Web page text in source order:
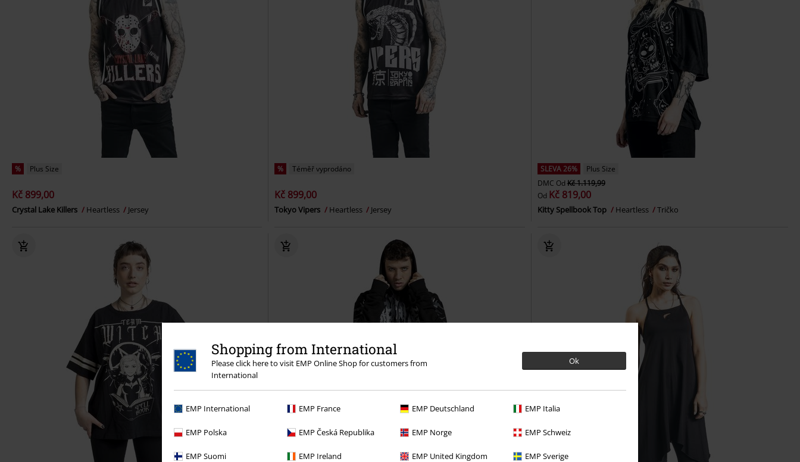
Shopping from International
Please click here to visit EMP Online Shop for customers from
International
Ok
EMP International EMP France EMP Deutschland EMP Italia
EMP Polska EMP Česká Republika EMP Norge EMP Schweiz
EMP Suomi EMP Ireland EMP United Kingdom EMP Sverige
% Plus Size
Kč 899,00
Crystal Lake Killers Heartless Jersey
% Téměř vyprodáno
Kč 899,00
Tokyo Vipers Heartless Jersey
SLEVA 26%
Plus Size
DMC Od Kč 1.119,99
Od Kč 819,00
Kitty Spellbook Top Heartless Tričko